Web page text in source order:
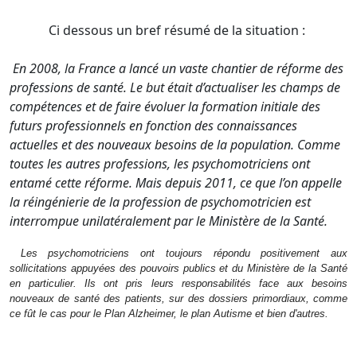
Ci dessous un bref résumé de la situation :
En 2008, la France a lancé un vaste chantier de réforme des
professions de santé. Le but était d’actualiser les champs de
compétences et de faire évoluer la formation initiale des
futurs professionnels en fonction des connaissances
actuelles et des nouveaux besoins de la population. Comme
toutes les autres professions, les psychomotriciens ont
entamé cette réforme. Mais depuis 2011, ce que l’on appelle
la réingénierie de la profession de psychomotricien est
interrompue unilatéralement par le Ministère de la Santé.
Les psychomotriciens ont toujours répondu positivement aux
sollicitations appuyées des pouvoirs publics et du Ministère de la Santé
en particulier. Ils ont pris leurs responsabilités face aux besoins
nouveaux de santé des patients, sur des dossiers primordiaux, comme
ce fût le cas pour le Plan Alzheimer, le plan Autisme et bien d'autres.